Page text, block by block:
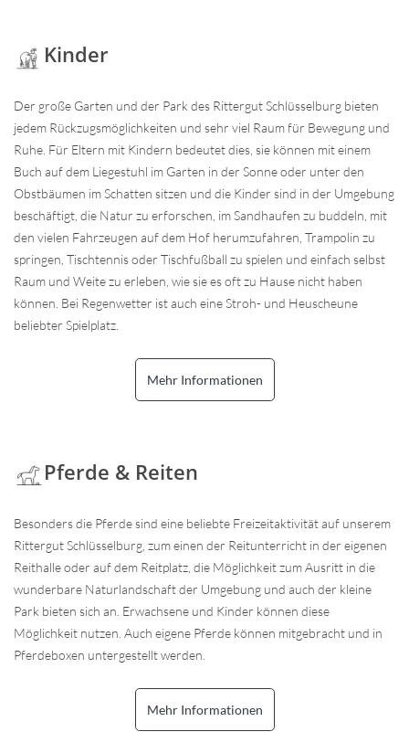
Kinder
Der große Garten und der Park des Rittergut Schlüsselburg bieten
jedem Rückzugsmöglichkeiten und sehr viel Raum für Bewegung und
Ruhe. Für Eltern mit Kindern bedeutet dies, sie können mit einem
Buch auf dem Liegestuhl im Garten in der Sonne oder unter den
Obstbäumen im Schatten sitzen und die Kinder sind in der Umgebung
beschäftigt, die Natur zu erforschen, im Sandhaufen zu buddeln, mit
den vielen Fahrzeugen auf dem Hof herumzufahren, Trampolin zu
springen, Tischtennis oder Tischfußball zu spielen und einfach selbst
Raum und Weite zu erleben, wie sie es oft zu Hause nicht haben
können. Bei Regenwetter ist auch eine Stroh- und Heuscheune
beliebter Spielplatz.
Mehr Informationen
Pferde & Reiten
Besonders die Pferde sind eine beliebte Freizeitaktivität auf unserem
Rittergut Schlüsselburg, zum einen der Reitunterricht in der eigenen
Reithalle oder auf dem Reitplatz, die Möglichkeit zum Ausritt in die
wunderbare Naturlandschaft der Umgebung und auch der kleine
Park bieten sich an. Erwachsene und Kinder können diese
Möglichkeit nutzen. Auch eigene Pferde können mitgebracht und in
Pferdeboxen untergestellt werden.
Mehr Informationen